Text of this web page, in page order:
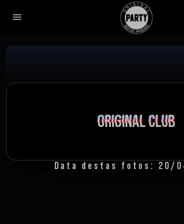
menu
ORIGINAL CLUB
ORIGINAL CLUB
ORIGINAL CLUB
Data destas fotos: 20/